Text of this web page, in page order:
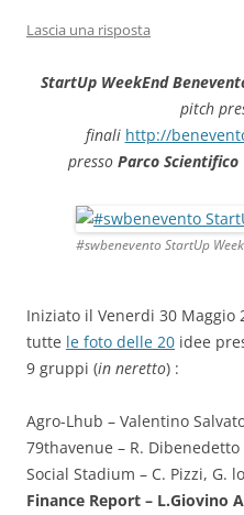
Lascia una risposta
StartUp WeekEnd
pitch
finali http://
presso Parco Scientifico
#swbenevento StartUp
Iniziato il Venerdi 30
tutte le foto delle 20 idee
9 gruppi (in neretto) :
Agro-Lhub – Valentino
79thavenue – R. Dibenedetto
Social Stadium – C. Pizzi, G.
Finance Report – L.Giovino